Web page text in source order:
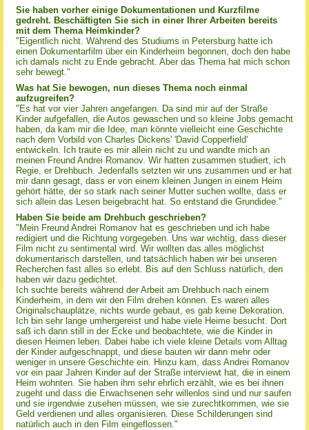
Sie haben vorher einige Dokumentationen und Kurzfilme
gedreht. Beschäftigten Sie sich in einer Ihrer Arbeiten bereits
mit dem Thema Heimkinder?
"Eigentlich nicht. Während des Studiums in Petersburg hatte ich
einen Dokumentarfilm über ein Kinderheim begonnen, doch den habe
ich damals nicht zu Ende gebracht. Aber das Thema hat mich schon
sehr bewegt."
Was hat Sie bewogen, nun dieses Thema noch einmal
aufzugreifen?
"Es hat vor vier Jahren angefangen. Da sind mir auf der Straße
Kinder aufgefallen, die Autos gewaschen und so kleine Jobs gemacht
haben, da kam mir die Idee, man könnte vielleicht eine Geschichte
nach dem Vorbild von Charles Dickens' 'David Copperfield'
entwickeln. Ich traute es mir allein nicht zu und wandte mich an
meinen Freund Andrei Romanov. Wir hatten zusammen studiert, ich
Regie, er Drehbuch. Jedenfalls setzten wir uns zusammen und er hat
mir dann gesagt, dass er von einem kleinen Jungen in einem Heim
gehört hätte, der so stark nach seiner Mutter suchen wollte, dass er
sich allein das Lesen beigebracht hat. So entstand die Grundidee."
Haben Sie beide am Drehbuch geschrieben?
"Mein Freund Andrei Romanov hat es geschrieben und ich habe
redigiert und die Richtung vorgegeben. Uns war wichtig, dass dieser
Film nicht zu sentimental wird. Wir wollten das alles möglichst
dokumentarisch darstellen, und tatsächlich haben wir bei unseren
Recherchen fast alles so erlebt. Bis auf den Schluss natürlich, den
haben wir dazu gedichtet.
Ich suchte bereits während der Arbeit am Drehbuch nach einem
Kinderheim, in dem wir den Film drehen können. Es waren alles
Originalschauplätze, nichts wurde gebaut, es gab keine Dekoration.
Ich bin sehr lange umhergereist und habe viele Heime besucht. Dort
saß ich dann still in der Ecke und beobachtete, wie die Kinder in
diesen Heimen leben. Dabei habe ich viele kleine Details vom Alltag
der Kinder aufgeschnappt, und diese bauten wir dann mehr oder
weniger in unsere Geschichte ein. Hinzu kam, dass Andrei Romanov
vor ein paar Jahren Kinder auf der Straße interviewt hat, die in einem
Heim wohnten. Sie haben ihm sehr ehrlich erzählt, wie es bei ihnen
zugeht und dass die Erwachsenen sehr willenlos sind und nur saufen
und sie irgendwie zusehen müssen, wie sie zurechtkommen, wie sie
Geld verdienen und alles organisieren. Diese Schilderungen sind
natürlich auch in den Film eingeflossen."